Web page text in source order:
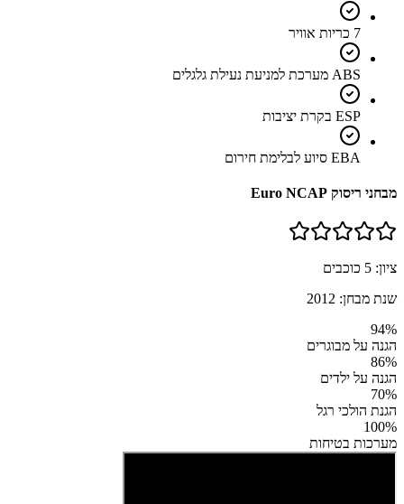
7 כריות אוויר
ABS מערכת למניעת נעילת גלגלים
ESP בקרת יציבות
EBA סיוע לבלימת חירום
מבחני ריסוק Euro NCAP
ציון: 5 כוכבים
שנת מבחן: 2012
94%
הגנה על מבוגרים
86%
הגנה על ילדים
70%
הגנת הולכי רגל
100%
מערכות בטיחות